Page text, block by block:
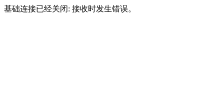
基础连接已经关闭: 接收时发生错误。